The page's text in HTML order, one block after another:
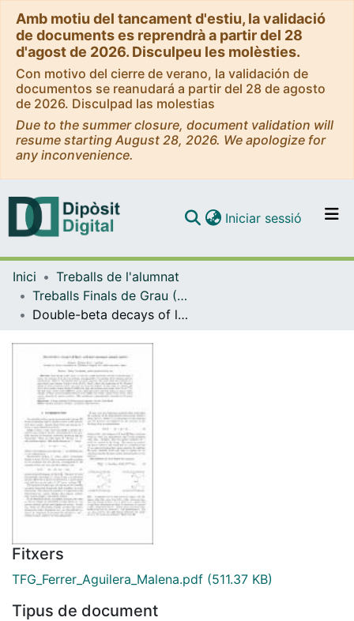
Amb motiu del tancament d'estiu, la validació
de documents es reprendrà a partir del 28
d'agost de 2026. Disculpeu les molèsties.
Con motivo del cierre de verano, la validación de
documentos se reanudará a partir del 28 de agosto
de 2026. Disculpad las molestias
Due to the summer closure, document validation will
resume starting August 28, 2026. We apologize for
any inconvenience.
Navega per tot el DD
Com publicar
Iniciar sessió (current)
Inici
Treballs de l'alumnat
Treballs Finals de Grau (TFG) - Física
Double-beta decays of light and medium-mass atomic nuclei
Fitxers
TFG_Ferrer_Aguilera_Malena.pdf (511.37 KB)
Tipus de document